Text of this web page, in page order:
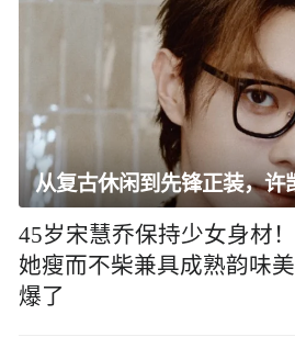
45岁宋慧乔保持少女身材！
她瘦而不柴兼具成熟韵味美
爆了